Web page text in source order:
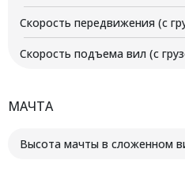
Скорость передвижения (с
Скорость подъема вил (с
МАЧТА
Высота мачты в сложенном